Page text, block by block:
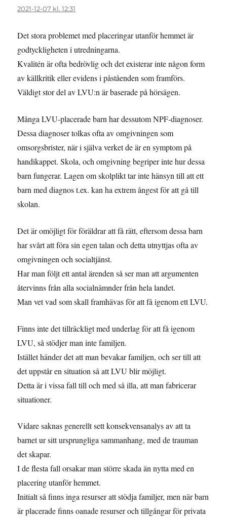
2021-12-07 kl. 12:31
Det stora problemet med placeringar utanför hemmet är
godtyckligheten i utredningarna.
Kvalitén är ofta bedrövlig och det existerar inte någon form
av källkritik eller evidens i påståenden som framförs.
Väldigt stor del av LVU:n är baserade på hörsägen.
Många LVU-placerade barn har dessutom NPF-diagnoser.
Dessa diagnoser tolkas ofta av omgivningen som
omsorgsbrister, när i själva verket de är en symptom på
handikappet. Skola, och omgivning begriper inte hur dessa
barn fungerar. Lagen om skolplikt tar inte hänsyn till att ett
barn med diagnos t.ex. kan ha extrem ångest för att gå till
skolan.
Det är omöjligt för föräldrar att få rätt, eftersom dessa barn
har svårt att föra sin egen talan och detta utnyttjas ofta av
omgivningen och socialtjänst.
Har man följt ett antal ärenden så ser man att argumenten
återvinns från alla socialnämnder från hela landet.
Man vet vad som skall framhävas för att få igenom ett LVU.
Finns inte det tillräckligt med underlag för att få igenom
LVU, så stödjer man inte familjen.
Istället händer det att man bevakar familjen, och ser till att
det uppstår en situation så att LVU blir möjligt.
Detta är i vissa fall till och med så illa, att man fabricerar
situationer.
Vidare saknas generellt sett konsekvensanalys av att ta
barnet ur sitt ursprungliga sammanhang, med de trauman
det skapar.
I de flesta fall orsakar man större skada än nytta med en
placering utanför hemmet.
Initialt så finns inga resurser att stödja familjer, men när barn
är placerade finns oanade resurser och tillgångar för privata